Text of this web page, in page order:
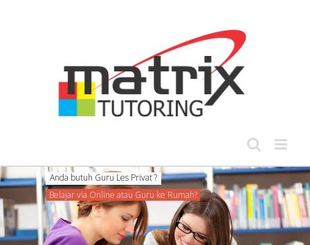
Anda butuh Guru Les Privat ?
Belajar via Online atau Guru ke Rumah?